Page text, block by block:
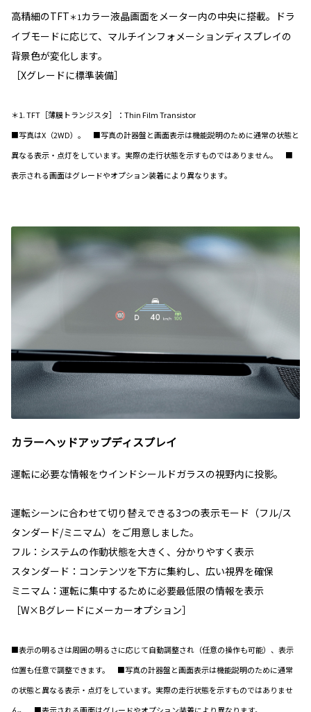
高精細のTFT＊1カラー液晶画面をメーター内の中央に搭載。ドラ
イブモードに応じて、マルチインフォメーションディスプレイの
背景色が変化します。
［Xグレードに標準装備］
＊1. TFT［薄膜トランジスタ］：Thin Film Transistor
■写真はX（2WD）。 ■写真の計器盤と画面表示は機能説明のために通常の状態と
異なる表示・点灯をしています。実際の走行状態を示すものではありません。 ■
表示される画面はグレードやオプション装着により異なります。
カラーヘッドアップディスプレイ
運転に必要な情報をウインドシールドガラスの視野内に投影。
運転シーンに合わせて切り替えできる3つの表示モード（フル/ス
タンダード/ミニマム）をご用意しました。
フル：システムの作動状態を大きく、分かりやすく表示
スタンダード：コンテンツを下方に集約し、広い視界を確保
ミニマム：運転に集中するために必要最低限の情報を表示
［W×Bグレードにメーカーオプション］
■表示の明るさは周囲の明るさに応じて自動調整され（任意の操作も可能）、表示
位置も任意で調整できます。 ■写真の計器盤と画面表示は機能説明のために通常
の状態と異なる表示・点灯をしています。実際の走行状態を示すものではありませ
ん。 ■表示される画面はグレードやオプション装着により異なります。